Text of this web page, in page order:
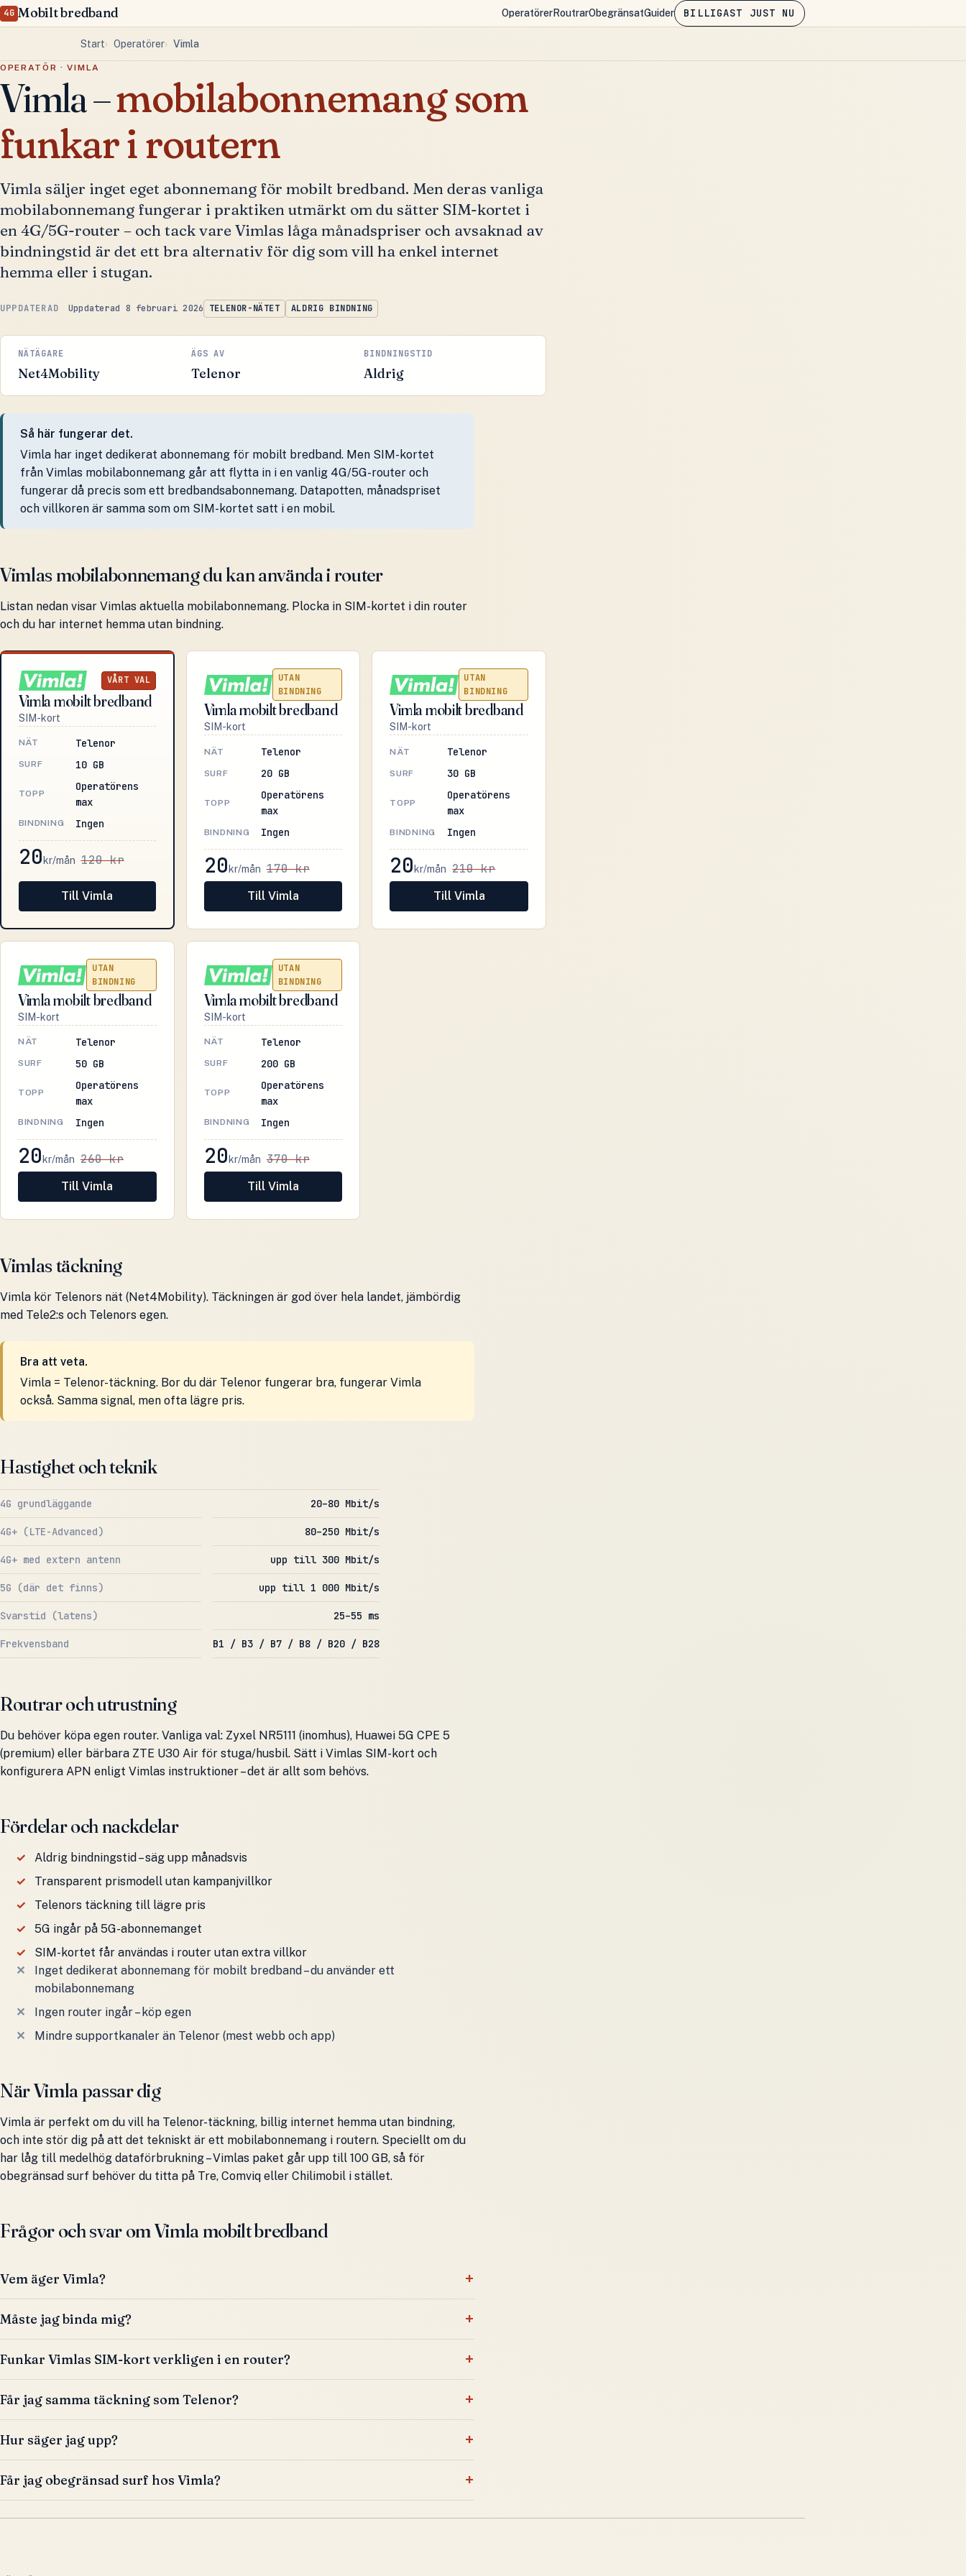
4G Mobilt bredband OperatörerRoutrarObegränsatGuider BILLIGAST JUST NU
Start Operatörer Vimla
OPERATÖR · VIMLA
Vimla –mobilabonnemang som
funkar i routern
Vimla säljer inget eget abonnemang för mobilt bredband. Men deras vanliga
mobilabonnemang fungerar i praktiken utmärkt om du sätter SIM-kortet i
en 4G/5G-router – och tack vare Vimlas låga månadspriser och avsaknad av
bindningstid är det ett bra alternativ för dig som vill ha enkel internet
hemma eller i stugan.
Uppdaterad 8 februari 2026 TELENOR-NÄTET ALDRIG BINDNING
NÄTÄGARE
Net4Mobility
ÄGS AV
Telenor
BINDNINGSTID
Aldrig
Så här fungerar det.
Vimla har inget dedikerat abonnemang för mobilt bredband. Men SIM-kortet
från Vimlas mobilabonnemang går att flytta in i en vanlig 4G/5G-router och
fungerar då precis som ett bredbandsabonnemang. Datapotten, månadspriset
och villkoren är samma som om SIM-kortet satt i en mobil.
Vimlas mobilabonnemang du kan använda i router
Listan nedan visar Vimlas aktuella mobilabonnemang. Plocka in SIM-kortet i din router
och du har internet hemma utan bindning.
VÅRT VAL
Vimla mobilt bredband
SIM-kort
NÄT Telenor
SURF 10 GB
TOPP
Operatörens
max
BINDNING Ingen
20 kr/mån 120 kr
Till Vimla
UTAN
BINDNING
Vimla mobilt bredband
SIM-kort
NÄT Telenor
SURF 20 GB
TOPP
Operatörens
max
BINDNING Ingen
20 kr/mån 170 kr
Till Vimla
UTAN
BINDNING
Vimla mobilt bredband
SIM-kort
NÄT Telenor
SURF 30 GB
TOPP
Operatörens
max
BINDNING Ingen
20kr/mån 210 kr
Till Vimla
UTAN
BINDNING
Vimla mobilt bredband
SIM-kort
NÄT Telenor
SURF 50 GB
TOPP
Operatörens
max
BINDNING Ingen
20 kr/mån 260 kr
Till Vimla
UTAN
BINDNING
Vimla mobilt bredband
SIM-kort
NÄT Telenor
SURF 200 GB
TOPP
Operatörens
max
BINDNING Ingen
20 kr/mån 370 kr
Till Vimla
Vimlas täckning
Vimla kör Telenors nät (Net4Mobility). Täckningen är god över hela landet, jämbördig
med Tele2:s och Telenors egen.
Bra att veta.
Vimla = Telenor-täckning. Bor du där Telenor fungerar bra, fungerar Vimla
också. Samma signal, men ofta lägre pris.
Hastighet och teknik
4G grundläggande 20–80 Mbit/s
4G+ (LTE-Advanced) 80–250 Mbit/s
4G+ med extern antenn upp till 300 Mbit/s
5G (där det finns) upp till 1 000 Mbit/s
Svarstid (latens) 25–55 ms
Frekvensband B1 / B3 / B7 / B8 / B20 / B28
Routrar och utrustning
Du behöver köpa egen router. Vanliga val: Zyxel NR5111 (inomhus), Huawei 5G CPE 5
(premium) eller bärbara ZTE U30 Air för stuga/husbil. Sätt i Vimlas SIM-kort och
konfigurera APN enligt Vimlas instruktioner – det är allt som behövs.
Fördelar och nackdelar
Aldrig bindningstid – säg upp månadsvis
Transparent prismodell utan kampanjvillkor
Telenors täckning till lägre pris
5G ingår på 5G-abonnemanget
SIM-kortet får användas i router utan extra villkor
Inget dedikerat abonnemang för mobilt bredband – du använder ett
mobilabonnemang
Ingen router ingår – köp egen
Mindre supportkanaler än Telenor (mest webb och app)
När Vimla passar dig
Vimla är perfekt om du vill ha Telenor-täckning, billig internet hemma utan bindning,
och inte stör dig på att det tekniskt är ett mobilabonnemang i routern. Speciellt om du
har låg till medelhög dataförbrukning – Vimlas paket går upp till 100 GB, så för
obegränsad surf behöver du titta på Tre, Comviq eller Chilimobil i stället.
Frågor och svar om Vimla mobilt bredband
Vem äger Vimla?
Måste jag binda mig?
Funkar Vimlas SIM-kort verkligen i en router?
Får jag samma täckning som Telenor?
Hur säger jag upp?
Får jag obegränsad surf hos Vimla?